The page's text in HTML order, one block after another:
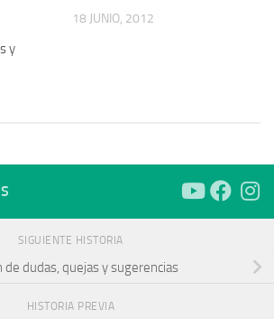
y
18 JUNIO, 2012
SIGUIENTE HISTORIA
de dudas, quejas y sugerencias
HISTORIA PREVIA